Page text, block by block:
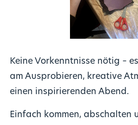
Keine Vorkenntnisse nötig –
am Ausprobieren, kreative
einen inspirierenden Abend.
Einfach kommen, abschalten